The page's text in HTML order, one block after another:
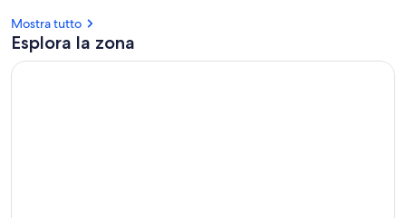
Mostra tutto
Esplora la zona